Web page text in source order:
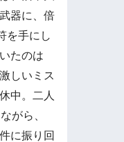
器に、倍
を手にし
たのは
しいミス
中。二人
がら、
に振り回